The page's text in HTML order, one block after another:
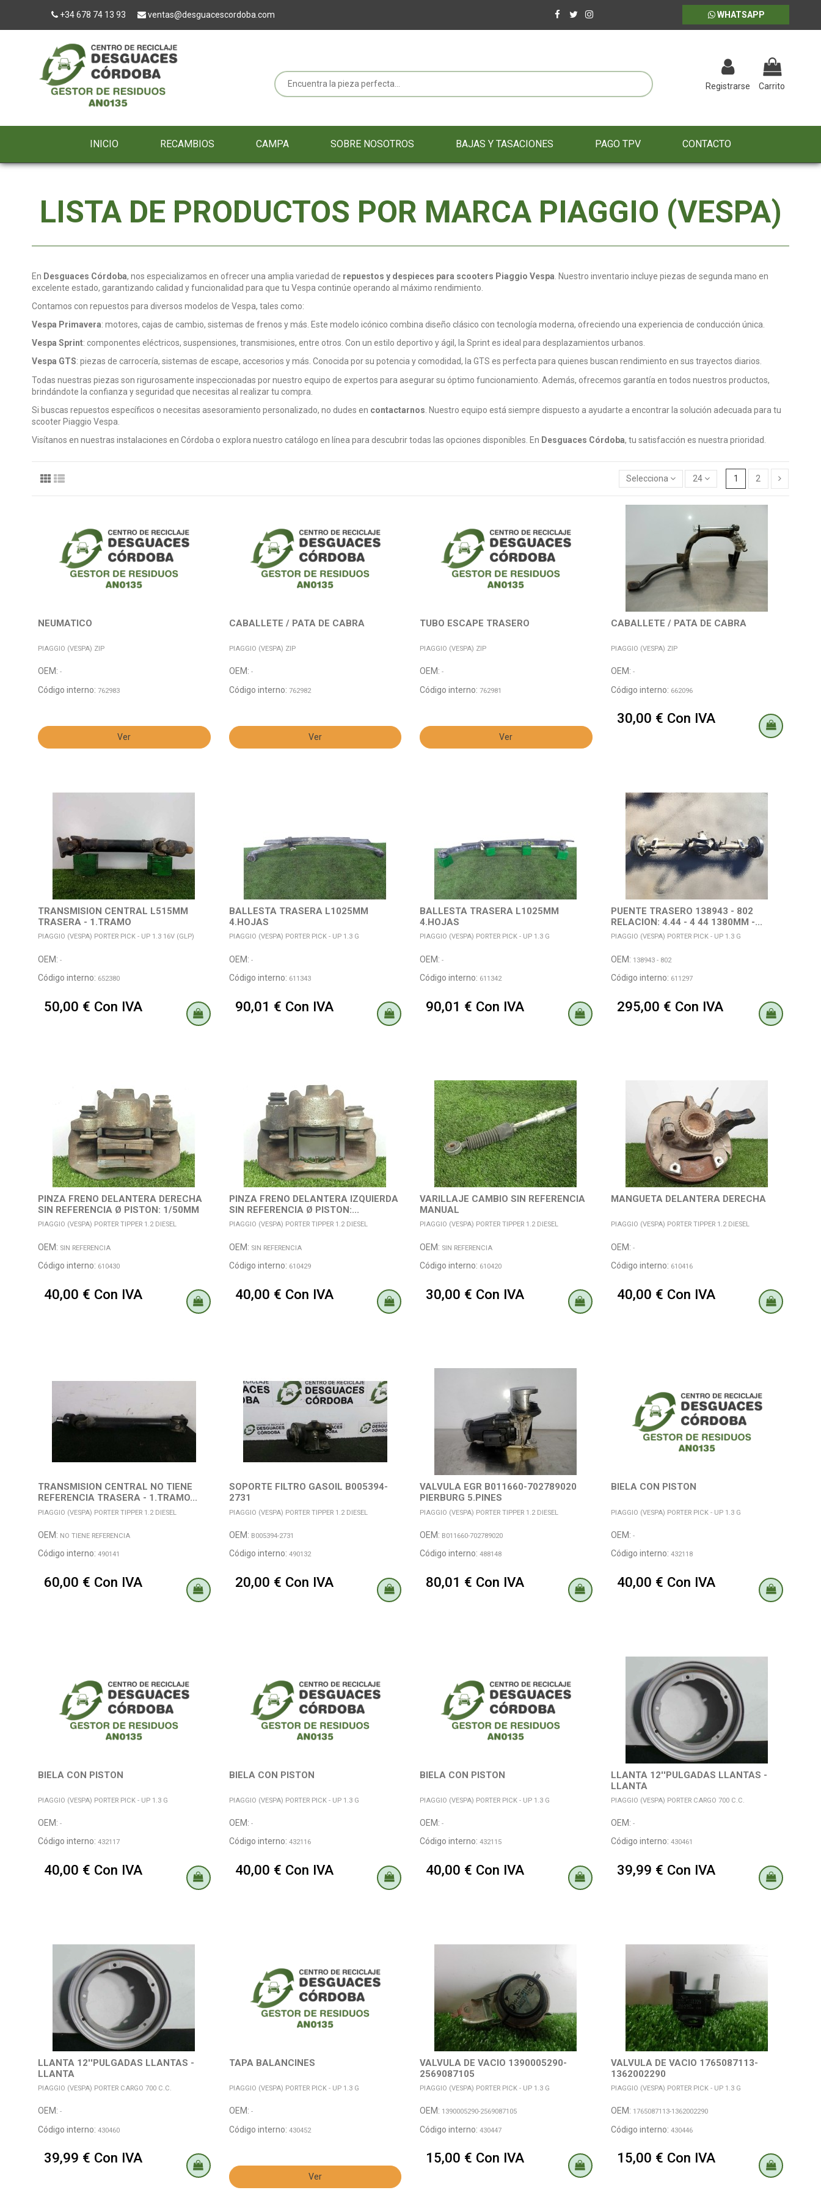
+34 678 74 13 93 ventas@desguacescordoba.com WHATSAPP
Registrarse Carrito
INICIO RECAMBIOS CAMPA SOBRE NOSOTROS BAJAS Y TASACIONES PAGO TPV CONTACTO
LISTA DE PRODUCTOS POR MARCA PIAGGIO (VESPA)
En Desguaces Córdoba, nos especializamos en ofrecer una amplia variedad de repuestos y despieces para scooters Piaggio Vespa . Nuestro inventario incluye piezas de segunda mano en
excelente estado, garantizando calidad y funcionalidad para que tu Vespa continúe operando al máximo rendimiento.
Contamos con repuestos para diversos modelos de Vespa, tales como:
Vespa Primavera: motores, cajas de cambio, sistemas de frenos y más. Este modelo icónico combina diseño clásico con tecnología moderna, ofreciendo una experiencia de conducción única.
Vespa Sprint: componentes eléctricos, suspensiones, transmisiones, entre otros. Con un estilo deportivo y ágil, la Sprint es ideal para desplazamientos urbanos.
Vespa GTS: piezas de carrocería, sistemas de escape, accesorios y más. Conocida por su potencia y comodidad, la GTS es perfecta para quienes buscan rendimiento en sus trayectos diarios.
Todas nuestras piezas son rigurosamente inspeccionadas por nuestro equipo de expertos para asegurar su óptimo funcionamiento. Además, ofrecemos garantía en todos nuestros productos,
brindándote la confianza y seguridad que necesitas al realizar tu compra.
Si buscas repuestos específicos o necesitas asesoramiento personalizado, no dudes en contactarnos . Nuestro equipo está siempre dispuesto a ayudarte a encontrar la solución adecuada para tu
scooter Piaggio Vespa.
Visítanos en nuestras instalaciones en Córdoba o explora nuestro catálogo en línea para descubrir todas las opciones disponibles. En Desguaces Córdoba, tu satisfacción es nuestra prioridad.
Selecciona 24 1 2
NEUMATICO
PIAGGIO (VESPA) ZIP
OEM: -
Código interno: 762983
Ver
CABALLETE / PATA DE CABRA
PIAGGIO (VESPA) ZIP
OEM: -
Código interno: 762982
Ver
TUBO ESCAPE TRASERO
PIAGGIO (VESPA) ZIP
OEM: -
Código interno: 762981
Ver
CABALLETE / PATA DE CABRA
PIAGGIO (VESPA) ZIP
OEM: -
Código interno: 662096
30,00 € Con IVA
TRANSMISION CENTRAL L515MM
TRASERA - 1.TRAMO
PIAGGIO (VESPA) PORTER PICK - UP 1.3 16V (GLP)
OEM: -
Código interno: 652380
50,00 € Con IVA
BALLESTA TRASERA L1025MM
4.HOJAS
PIAGGIO (VESPA) PORTER PICK - UP 1.3 G
OEM: -
Código interno: 611343
90,01 € Con IVA
BALLESTA TRASERA L1025MM
4.HOJAS
PIAGGIO (VESPA) PORTER PICK - UP 1.3 G
OEM: -
Código interno: 611342
90,01 € Con IVA
PUENTE TRASERO 138943 - 802
RELACION: 4.44 - 4 44 1380MM -...
PIAGGIO (VESPA) PORTER PICK - UP 1.3 G
OEM: 138943 - 802
Código interno: 611297
295,00 € Con IVA
PINZA FRENO DELANTERA DERECHA
SIN REFERENCIA Ø PISTON: 1/50MM
PIAGGIO (VESPA) PORTER TIPPER 1.2 DIESEL
OEM: SIN REFERENCIA
Código interno: 610430
40,00 € Con IVA
PINZA FRENO DELANTERA IZQUIERDA
SIN REFERENCIA Ø PISTON:...
PIAGGIO (VESPA) PORTER TIPPER 1.2 DIESEL
OEM: SIN REFERENCIA
Código interno: 610429
40,00 € Con IVA
VARILLAJE CAMBIO SIN REFERENCIA
MANUAL
PIAGGIO (VESPA) PORTER TIPPER 1.2 DIESEL
OEM: SIN REFERENCIA
Código interno: 610420
30,00 € Con IVA
MANGUETA DELANTERA DERECHA
PIAGGIO (VESPA) PORTER TIPPER 1.2 DIESEL
OEM: -
Código interno: 610416
40,00 € Con IVA
TRANSMISION CENTRAL NO TIENE
REFERENCIA TRASERA - 1.TRAMO...
PIAGGIO (VESPA) PORTER TIPPER 1.2 DIESEL
OEM: NO TIENE REFERENCIA
Código interno: 490141
60,00 € Con IVA
SOPORTE FILTRO GASOIL B005394-
2731
PIAGGIO (VESPA) PORTER TIPPER 1.2 DIESEL
OEM: B005394-2731
Código interno: 490132
20,00 € Con IVA
VALVULA EGR B011660-702789020
PIERBURG 5.PINES
PIAGGIO (VESPA) PORTER TIPPER 1.2 DIESEL
OEM: B011660-702789020
Código interno: 488148
80,01 € Con IVA
BIELA CON PISTON
PIAGGIO (VESPA) PORTER PICK - UP 1.3 G
OEM: -
Código interno: 432118
40,00 € Con IVA
BIELA CON PISTON
PIAGGIO (VESPA) PORTER PICK - UP 1.3 G
OEM: -
Código interno: 432117
40,00 € Con IVA
BIELA CON PISTON
PIAGGIO (VESPA) PORTER PICK - UP 1.3 G
OEM: -
Código interno: 432116
40,00 € Con IVA
BIELA CON PISTON
PIAGGIO (VESPA) PORTER PICK - UP 1.3 G
OEM: -
Código interno: 432115
40,00 € Con IVA
LLANTA 12''PULGADAS LLANTAS -
LLANTA
PIAGGIO (VESPA) PORTER CARGO 700 C.C.
OEM: -
Código interno: 430461
39,99 € Con IVA
LLANTA 12''PULGADAS LLANTAS -
LLANTA
PIAGGIO (VESPA) PORTER CARGO 700 C.C.
OEM: -
Código interno: 430460
39,99 € Con IVA
TAPA BALANCINES
PIAGGIO (VESPA) PORTER PICK - UP 1.3 G
OEM: -
Código interno: 430452
Ver
VALVULA DE VACIO 1390005290-
2569087105
PIAGGIO (VESPA) PORTER PICK - UP 1.3 G
OEM: 1390005290-2569087105
Código interno: 430447
15,00 € Con IVA
VALVULA DE VACIO 1765087113-
1362002290
PIAGGIO (VESPA) PORTER PICK - UP 1.3 G
OEM: 1765087113-1362002290
Código interno: 430446
15,00 € Con IVA